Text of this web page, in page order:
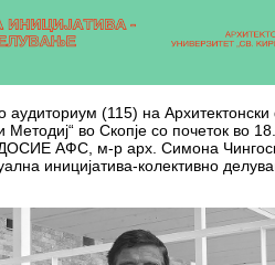
аудиториум (115) на
Методиј“ во Скопје со почеток во
АФС, м-р арх. Симона
иницијатива-колективно